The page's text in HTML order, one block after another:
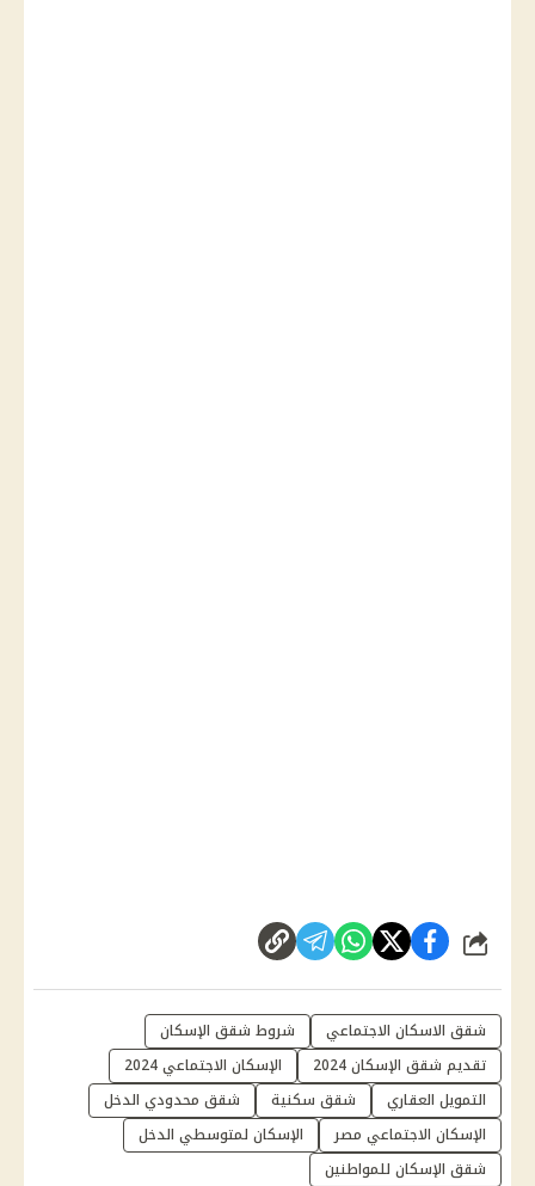
شارك
شقق الاسكان الاجتماعي
شروط شقق الإسكان
تقديم شقق الإسكان 2024
الإسكان الاجتماعي 2024
التمويل العقاري
شقق سكنية
شقق محدودي الدخل
الإسكان الاجتماعي مصر
الإسكان لمتوسطي الدخل
شقق الإسكان للمواطنين